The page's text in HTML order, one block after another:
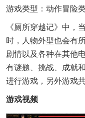
游戏类型：动作冒险
《厕所穿越记》中，
时，人物外型也会有
剧情以及各种在其他
有谜题、挑战、成就
进行游戏，另外游戏
游戏视频